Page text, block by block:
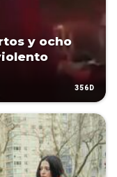
y ocho
356D